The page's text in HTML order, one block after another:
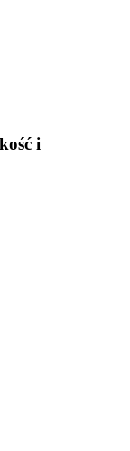
i